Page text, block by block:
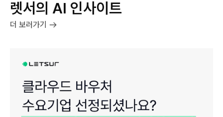
렛서의 AI 인사이트
더 보러가기